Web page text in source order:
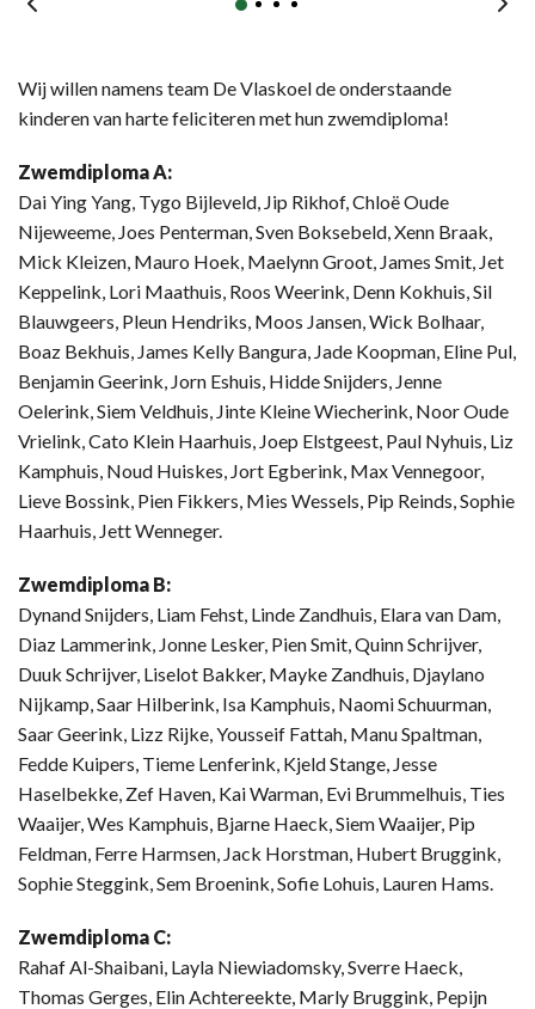
Wij willen namens team De Vlaskoel de onderstaande
kinderen van harte feliciteren met hun zwemdiploma!
Zwemdiploma A:
Dai Ying Yang, Tygo Bijleveld, Jip Rikhof, Chloë Oude
Nijeweeme, Joes Penterman, Sven Boksebeld, Xenn Braak,
Mick Kleizen, Mauro Hoek, Maelynn Groot, James Smit, Jet
Keppelink, Lori Maathuis, Roos Weerink, Denn Kokhuis, Sil
Blauwgeers, Pleun Hendriks, Moos Jansen, Wick Bolhaar,
Boaz Bekhuis, James Kelly Bangura, Jade Koopman, Eline Pul,
Benjamin Geerink, Jorn Eshuis, Hidde Snijders, Jenne
Oelerink, Siem Veldhuis, Jinte Kleine Wiecherink, Noor Oude
Vrielink, Cato Klein Haarhuis, Joep Elstgeest, Paul Nyhuis, Liz
Kamphuis, Noud Huiskes, Jort Egberink, Max Vennegoor,
Lieve Bossink, Pien Fikkers, Mies Wessels, Pip Reinds, Sophie
Haarhuis, Jett Wenneger.
Zwemdiploma B:
Dynand Snijders, Liam Fehst, Linde Zandhuis, Elara van Dam,
Diaz Lammerink, Jonne Lesker, Pien Smit, Quinn Schrijver,
Duuk Schrijver, Liselot Bakker, Mayke Zandhuis, Djaylano
Nijkamp, Saar Hilberink, Isa Kamphuis, Naomi Schuurman,
Saar Geerink, Lizz Rijke, Yousseif Fattah, Manu Spaltman,
Fedde Kuipers, Tieme Lenferink, Kjeld Stange, Jesse
Haselbekke, Zef Haven, Kai Warman, Evi Brummelhuis, Ties
Waaijer, Wes Kamphuis, Bjarne Haeck, Siem Waaijer, Pip
Feldman, Ferre Harmsen, Jack Horstman, Hubert Bruggink,
Sophie Steggink, Sem Broenink, Sofie Lohuis, Lauren Hams.
Zwemdiploma C:
Rahaf Al-Shaibani, Layla Niewiadomsky, Sverre Haeck,
Thomas Gerges, Elin Achtereekte, Marly Bruggink, Pepijn